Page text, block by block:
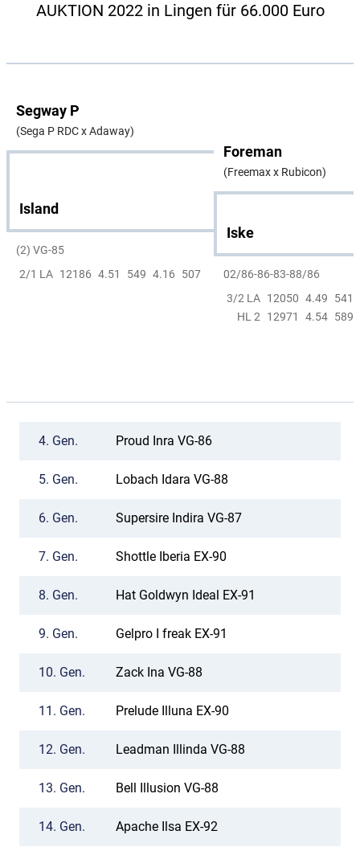
AUKTION 2022 in Lingen für 66.000 Euro
Segway P
(Sega P RDC x Adaway)
Island
(2) VG-85
2/1 LA 12186 4.51 549 4.16 507
Foreman
(Freemax x Rubicon)
Iske
02/86-86-83-88/86
3/2 LA 12050 4.49
541
HL 2
12971 4.54 589
4. Gen. Proud Inra VG-86
5. Gen. Lobach Idara VG-88
6. Gen. Supersire Indira VG-87
7. Gen. Shottle Iberia EX-90
8. Gen. Hat Goldwyn Ideal EX-91
9. Gen. Gelpro I freak EX-91
10. Gen. Zack Ina VG-88
11. Gen. Prelude Illuna EX-90
12. Gen. Leadman Illinda VG-88
13. Gen. Bell Illusion VG-88
14. Gen. Apache Ilsa EX-92